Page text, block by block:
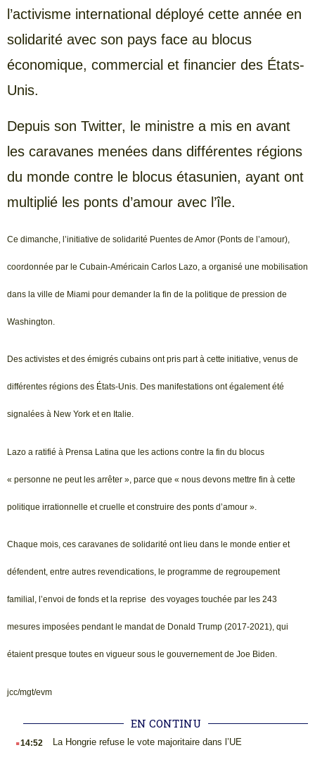
l’activisme international déployé cette année en
solidarité avec son pays face au blocus
économique, commercial et financier des États-
Unis.
Depuis son Twitter, le ministre a mis en avant
les caravanes menées dans différentes régions
du monde contre le blocus étasunien, ayant ont
multiplié les ponts d’amour avec l’île.
Ce dimanche, l’initiative de solidarité Puentes de Amor (Ponts de l’amour),
coordonnée par le Cubain-Américain Carlos Lazo, a organisé une mobilisation
dans la ville de Miami pour demander la fin de la politique de pression de
Washington.
Des activistes et des émigrés cubains ont pris part à cette initiative, venus de
différentes régions des États-Unis. Des manifestations ont également été
signalées à New York et en Italie.
Lazo a ratifié à Prensa Latina que les actions contre la fin du blocus
« personne ne peut les arrêter », parce que « nous devons mettre fin à cette
politique irrationnelle et cruelle et construire des ponts d’amour ».
Chaque mois, ces caravanes de solidarité ont lieu dans le monde entier et
défendent, entre autres revendications, le programme de regroupement
familial, l’envoi de fonds et la reprise des voyages touchée par les 243
mesures imposées pendant le mandat de Donald Trump (2017-2021), qui
étaient presque toutes en vigueur sous le gouvernement de Joe Biden.
jcc/mgt/evm
EN CONTINU
.14:52 La Hongrie refuse le vote majoritaire dans l’UE